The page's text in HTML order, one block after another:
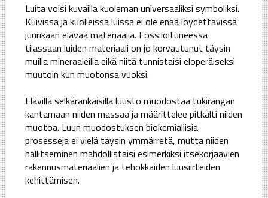
Luita voisi kuvailla kuoleman universaaliksi symboliksi.
Kuivissa ja kuolleissa luissa ei ole enää löydettävissä
juurikaan elävää materiaalia. Fossiloituneessa
tilassaan luiden materiaali on jo korvautunut täysin
muilla mineraaleilla eikä niitä tunnistaisi eloperäiseksi
muutoin kun muotonsa vuoksi.
Elävillä selkärankaisilla luusto muodostaa tukirangan
kantamaan niiden massaa ja määrittelee pitkälti niiden
muotoa. Luun muodostuksen biokemiallisia
prosesseja ei vielä täysin ymmärretä, mutta niiden
hallitseminen mahdollistaisi esimerkiksi itsekorjaavien
rakennusmateriaalien ja tehokkaiden luusiirteiden
kehittämisen.